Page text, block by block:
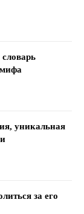
уникальная
за его